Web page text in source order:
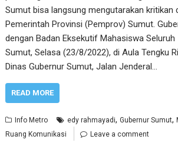
Sumut bisa langsung mengutarakan kritikan
Pemerintah Provinsi (Pemprov) Sumut.
dengan Badan Eksekutif Mahasiswa Seluruh
Sumut, Selasa (23/8/2022), di Aula Tengku
Dinas Gubernur Sumut, Jalan Jenderal…
READ MORE
Info Metro edy rahmayadi,Gubernur Sumut,
Ruang Komunikasi Leave a comment